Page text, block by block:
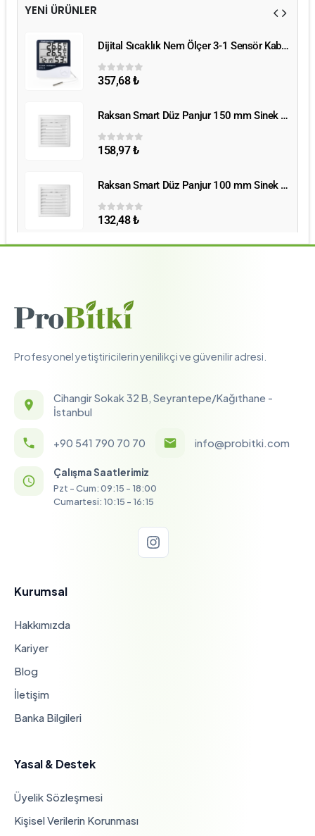
YENİ ÜRÜNLER
Dijital Sıcaklık Nem Ölçer 3-1 Sensör Kablolu
05 üzerinden
357,68₺
Raksan Smart Düz Panjur 150 mm Sinek Telli
0 5 üzerinden
158,97₺
Raksan Smart Düz Panjur 100 mm Sinek Telli
05 üzerinden
132,48₺
Profesyonel yetiştiricilerin yenilikçi ve güvenilir adresi.
Cihangir Sokak 32 B, Seyrantepe/Kağıthane -
İstanbul
+90 541 790 70 70 info@probitki.com
Çalışma Saatlerimiz
Pzt - Cum: 09:15 - 18:00
Cumartesi: 10:15 - 16:15
Kurumsal
Hakkımızda
Kariyer
Blog
İletişim
Banka Bilgileri
Yasal & Destek
Üyelik Sözleşmesi
Kişisel Verilerin Korunması